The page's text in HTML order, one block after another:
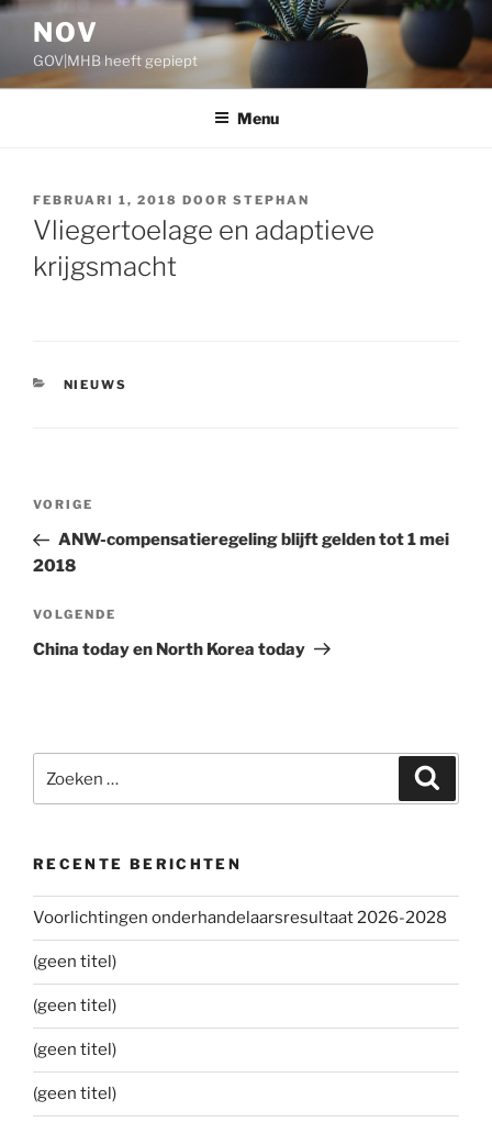
Ga
inhoud
NOV
GOV|MHB heeft gepiept
Menu
GEPLAATST
OP
FEBRUARI 1, 2018 DOOR STEPHAN
Vliegertoelage en adaptieve
krijgsmacht
CATEGORIEËN
NIEUWS
Bericht
Vorig
bericht
VORIGE
ANW-compensatieregeling blijft gelden tot 1 mei
2018
Volgend
bericht
VOLGENDE
China today en North Korea today
naar:
RECENTE BERICHTEN
Voorlichtingen onderhandelaarsresultaat 2026-2028
(geen titel)
(geen titel)
(geen titel)
(geen titel)